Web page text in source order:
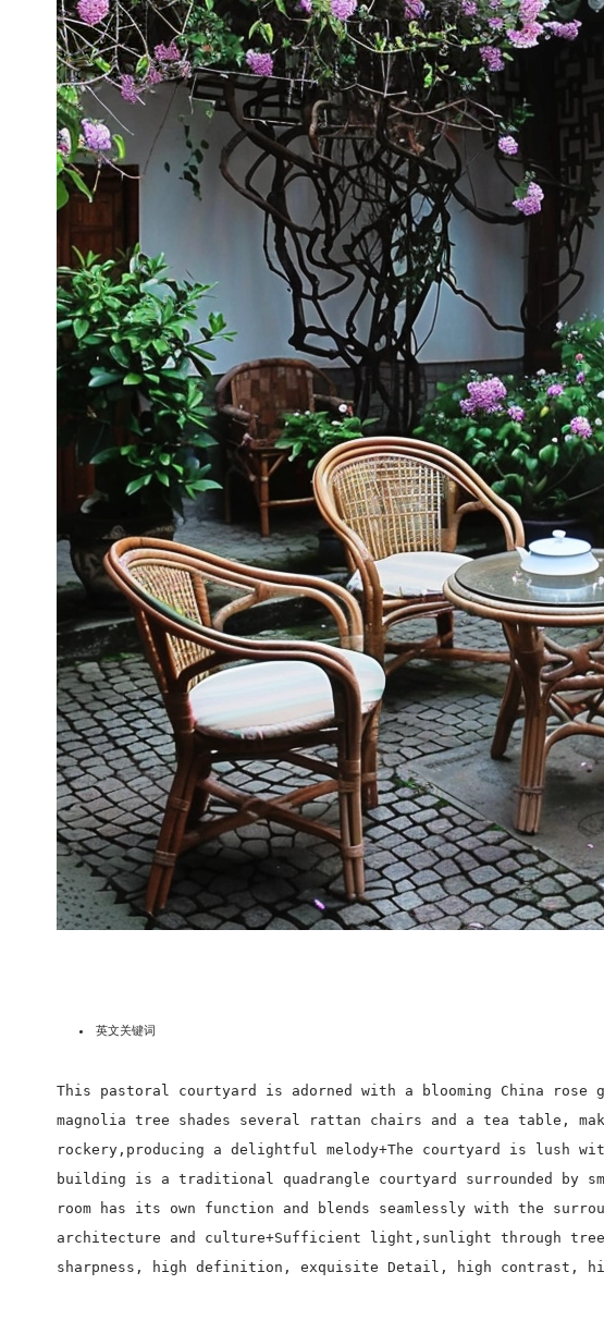
英文关键词
This pastoral courtyard is adorned with a blooming China
magnolia tree shades several rattan chairs and a tea table,
rockery,producing a delightful melody+The courtyard is lush
building is a traditional quadrangle courtyard surrounded by
room has its own function and blends seamlessly with the
architecture and culture+Sufficient light,sunlight through
sharpness, high definition, exquisite Detail, high contrast,